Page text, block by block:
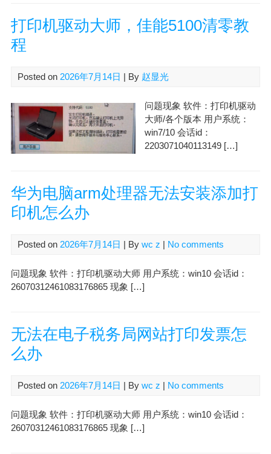
打印机驱动大师，佳能5100清零教
程
Posted on 2026年7月14日 | By 赵显光
问题现象 软件：打印机驱动
大师/各个版本 用户系统：
win7/10 会话id：
2203071040113149 […]
华为电脑arm处理器无法安装添加打
印机怎么办
Posted on 2026年7月14日 | By wc z No comments
问题现象 软件：打印机驱动大师 用户系统：win10 会话id：
26070312461083176865 现象 […]
无法在电子税务局网站打印发票怎
么办
Posted on 2026年7月14日 | By wc z No comments
问题现象 软件：打印机驱动大师 用户系统：win10 会话id：
26070312461083176865 现象 […]